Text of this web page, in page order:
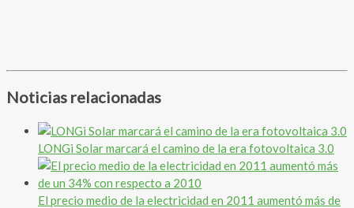
Noticias relacionadas
LONGi Solar marcará el camino de la era fotovoltaica 3.0
El precio medio de la electricidad en 2011 aumentó más de